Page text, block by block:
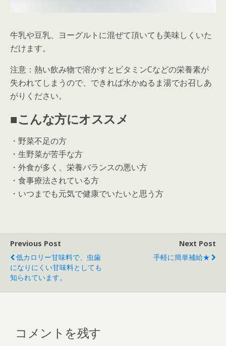
牛乳や豆乳、ヨーグルトに混ぜて頂いても美味しくいた
だけます。
注意：熱い飲み物で溶かすとビタミンCなどの栄養素が
失われてしまうので、できれば水かぬるま湯でお召しあ
がりください。
■こんな方にオススメ
・野菜不足の方
・生野菜が苦手な方
・外食が多く、栄養バランスの悪い方
・食事療法されている方
・いつまでも元気で健康でいたいと思う方
Previous Post
低カロリー甘味料で、虫歯
になりにくい甘味料としても
知られています。
Next Post
手軽に簡単補給★
コメントを残す